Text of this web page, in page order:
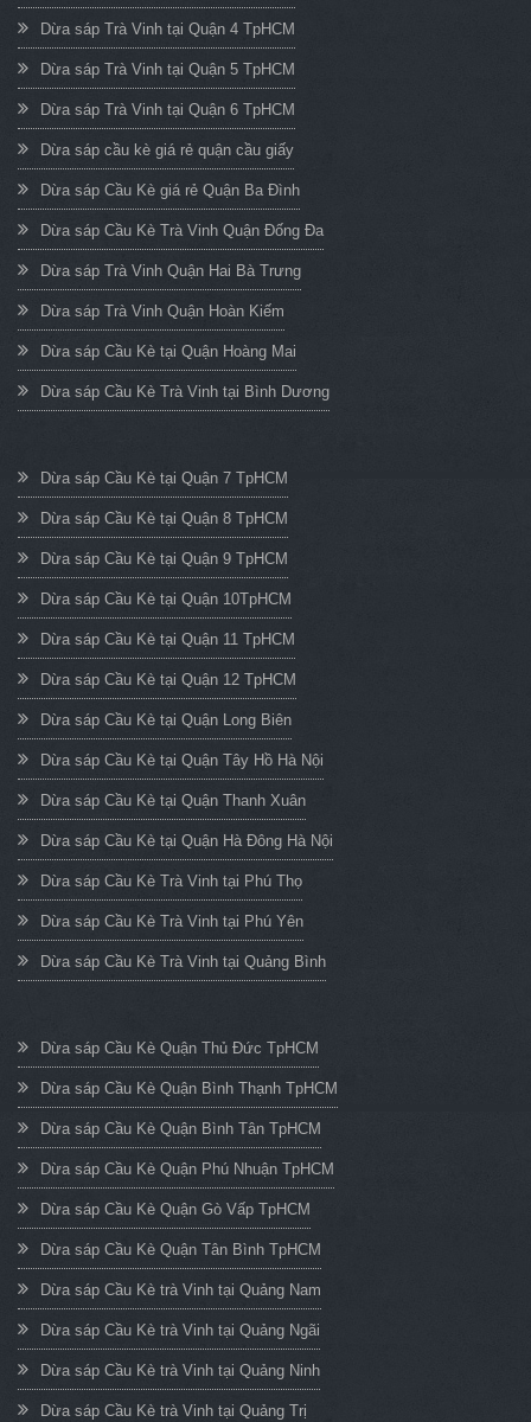
Dừa sáp Trà Vinh tại Quận 4 TpHCM
Dừa sáp Trà Vinh tại Quận 5 TpHCM
Dừa sáp Trà Vinh tại Quận 6 TpHCM
Dừa sáp cầu kè giá rẻ quận cầu giấy
Dừa sáp Cầu Kè giá rẻ Quận Ba Đình
Dừa sáp Cầu Kè Trà Vinh Quận Đống Đa
Dừa sáp Trà Vinh Quận Hai Bà Trưng
Dừa sáp Trà Vinh Quận Hoàn Kiếm
Dừa sáp Cầu Kè tại Quận Hoàng Mai
Dừa sáp Cầu Kè Trà Vinh tại Bình Dương
Dừa sáp Cầu Kè tại Quận 7 TpHCM
Dừa sáp Cầu Kè tại Quận 8 TpHCM
Dừa sáp Cầu Kè tại Quận 9 TpHCM
Dừa sáp Cầu Kè tại Quận 10TpHCM
Dừa sáp Cầu Kè tại Quận 11 TpHCM
Dừa sáp Cầu Kè tại Quận 12 TpHCM
Dừa sáp Cầu Kè tại Quận Long Biên
Dừa sáp Cầu Kè tại Quận Tây Hồ Hà Nội
Dừa sáp Cầu Kè tại Quận Thanh Xuân
Dừa sáp Cầu Kè tại Quận Hà Đông Hà Nội
Dừa sáp Cầu Kè Trà Vinh tại Phú Thọ
Dừa sáp Cầu Kè Trà Vinh tại Phú Yên
Dừa sáp Cầu Kè Trà Vinh tại Quảng Bình
Dừa sáp Cầu Kè Quận Thủ Đức TpHCM
Dừa sáp Cầu Kè Quận Bình Thạnh TpHCM
Dừa sáp Cầu Kè Quận Bình Tân TpHCM
Dừa sáp Cầu Kè Quận Phú Nhuận TpHCM
Dừa sáp Cầu Kè Quận Gò Vấp TpHCM
Dừa sáp Cầu Kè Quận Tân Bình TpHCM
Dừa sáp Cầu Kè trà Vinh tại Quảng Nam
Dừa sáp Cầu Kè trà Vinh tại Quảng Ngãi
Dừa sáp Cầu Kè trà Vinh tại Quảng Ninh
Dừa sáp Cầu Kè trà Vinh tại Quảng Trị